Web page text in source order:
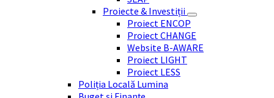
Proiecte & Investiții
Proiect ENCOP
Proiect CHANGE
Website B-AWARE
Proiect LIGHT
Proiect LESS
Poliția Locală Lumina